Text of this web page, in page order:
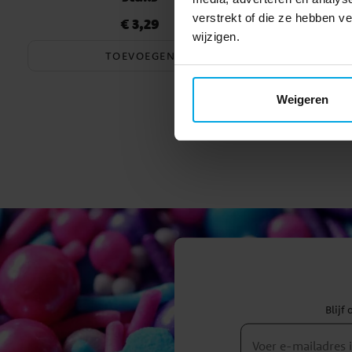
verstrekt of die ze hebben
wijzigen.
Weigeren
Prijs:€ 3,29
€ 3,29
TOEVOEGEN
Blijf